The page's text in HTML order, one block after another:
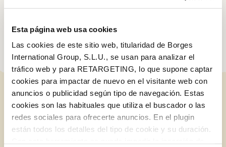
Esta página web usa cookies
Las cookies de este sitio web, titularidad de Borges
International Group, S.L.U., se usan para analizar el
tráfico web y para RETARGETING, lo que supone captar
cookies para impactar de nuevo en el visitante web con
anuncios o publicidad según tipo de navegación. Estas
cookies son las habituales que utiliza el buscador o las
redes sociales para ofrecerte anuncios. En el plugin
están todos los detalles del tipo de cookie y su duración.
aproximadament. Quedarà sucosa inclús si la fem a la planxa o
ENTRADES RELACIONADES
Iniciar sessió amb Google